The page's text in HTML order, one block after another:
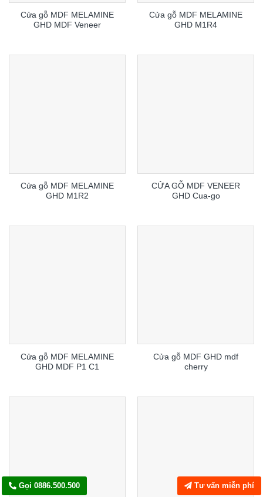
Cửa gỗ MDF MELAMINE
GHD MDF Veneer
Cửa gỗ MDF MELAMINE
GHD M1R4
Cửa gỗ MDF MELAMINE
GHD M1R2
CỬA GỖ MDF VENEER
GHD Cua-go
Cửa gỗ MDF MELAMINE
GHD MDF P1 C1
Cửa gỗ MDF GHD mdf
cherry
Gọi 0886.500.500 Tư vấn miễn phí